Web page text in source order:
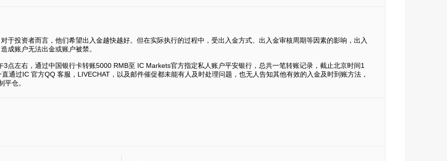
于投资者而言，他们希望出入金越快越好。但在实际执行的过程中，受出入金方式、出入金审核周期等因素的影响，出入
成账户无法出金或账户被禁。
点左右，通过中国银行卡转账5000 RMB至 IC Markets官方指定私人账户平安银行，总共一笔转账记录，截止北京时间1
通过IC 官方QQ 客服，LIVECHAT，以及邮件催促都未能有人及时处理问题，也无人告知其他有效的入金及时到账方法，
平仓。